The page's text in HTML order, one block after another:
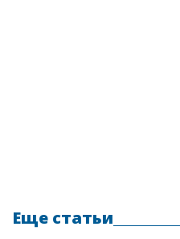
Еще статьи